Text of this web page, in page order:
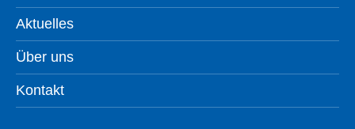
Aktuelles
Über uns
Kontakt